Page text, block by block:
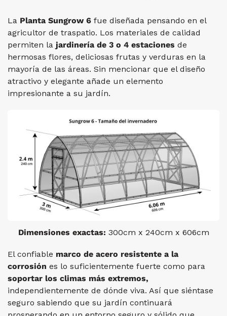
La Planta Sungrow 6 fue diseñada pensando en el
agricultor de traspatio. Los materiales de calidad
permiten la jardinería de 3 o 4 estaciones de
hermosas flores, deliciosas frutas y verduras en la
mayoría de las áreas. Sin mencionar que el diseño
atractivo y elegante añade un elemento
impresionante a su jardín.
Dimensiones exactas: 300cm x 240cm x 606cm
El confiable marco de acero resistente a la
corrosión es lo suficientemente fuerte como para
soportar los climas más extremos,
independientemente de dónde viva. Así que siéntase
seguro sabiendo que su jardín continuará